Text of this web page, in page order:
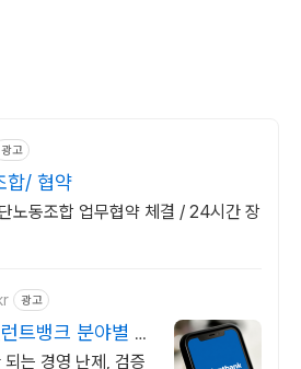
광고
합/ 협약
노동조합 업무협약 체결 / 24시간 장
광고
트뱅크 분야별 전
는 경영 난제, 검증